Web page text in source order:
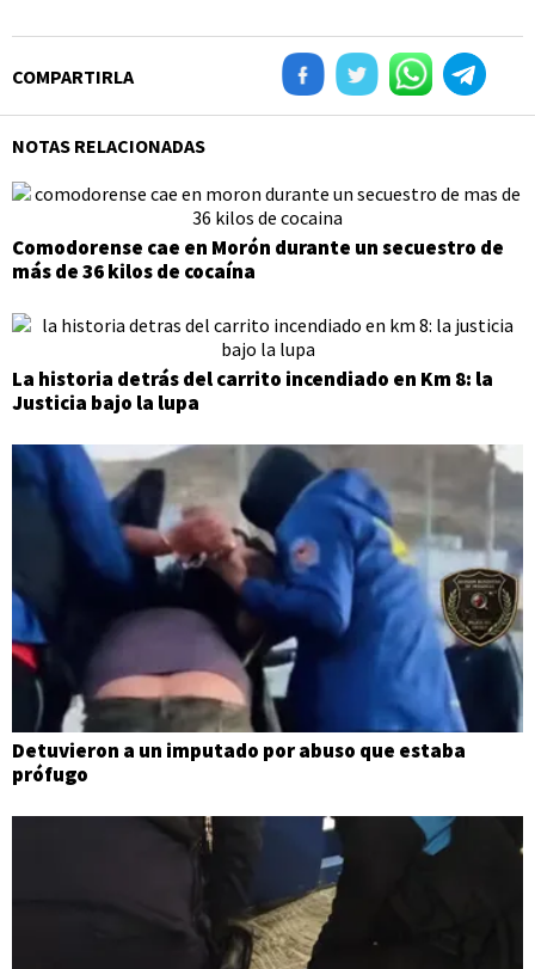
COMPARTIRLA
NOTAS RELACIONADAS
Comodorense cae en Morón durante un secuestro de
más de 36 kilos de cocaína
La historia detrás del carrito incendiado en Km 8: la
Justicia bajo la lupa
Detuvieron a un imputado por abuso que estaba
prófugo